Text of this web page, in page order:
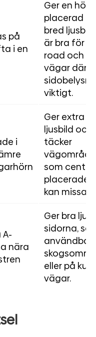
på
i en
Ger en högt
placerad
bred
är bra för
road och
vägar där
viktigt.
i
Ger extra
ljusbild och
täcker
som
placerade
kan missa.
A-
nära
Ger bra ljus
sidorna,
eller på
vägar.